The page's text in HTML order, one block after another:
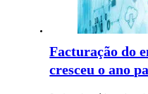
Facturação do
cresceu o ano